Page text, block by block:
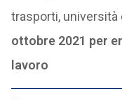
trasporti,
ottobre 2021 per
lavoro